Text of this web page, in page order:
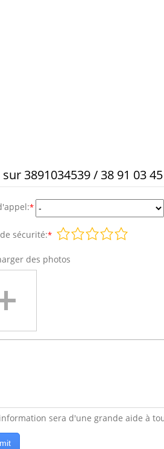
3891034539 / 38 91 03
*
sécurité:*
des photos
sera d'une grande aide à